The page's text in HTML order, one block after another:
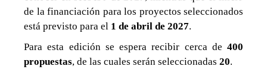
de la financiación para los proyectos seleccionados
está previsto para el 1 de abril de 2027.
Para esta edición se espera recibir cerca de 400
propuestas, de las cuales serán seleccionadas 20.